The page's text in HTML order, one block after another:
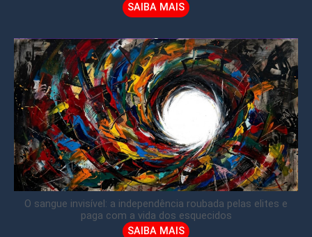
SAIBA MAIS
O sangue invisível: a independência roubada pelas elites e
paga com a vida dos esquecidos
SAIBA MAIS